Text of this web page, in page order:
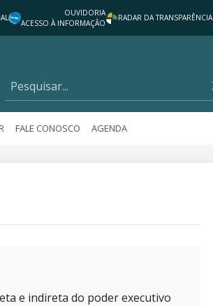
OUVIDORIA
ACESSO À INFORMAÇÃO
RADAR DA TRANSPARÊNCIA
FALE CONOSCO AGENDA
e indireta do poder executivo